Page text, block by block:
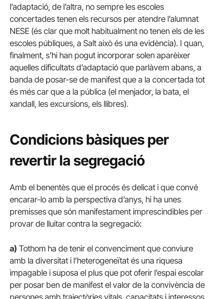
l’adaptació, de l’altra, no sempre les escoles
concertades tenen els recursos per atendre l’alumnat
NESE (és clar que molt habitualment no tenen els de les
escoles públiques, a Salt això és una evidència). I quan,
finalment, s’hi han pogut incorporar solen aparèixer
aquelles dificultats d’adaptació que parlàvem abans, a
banda de posar-se de manifest que a la concertada tot
és més car que a la pública (el menjador, la bata, el
xandall, les excursions, els llibres).
Condicions bàsiques per
revertir la segregació
Amb el benentès que el procés és delicat i que convé
encarar-lo amb la perspectiva d’anys, hi ha unes
premisses que són manifestament imprescindibles per
provar de lluitar contra la segregació:
a) Tothom ha de tenir el convenciment que conviure
amb la diversitat i l’heterogeneïtat és una riquesa
impagable i suposa el plus que pot oferir l’espai escolar
per posar ben de manifest el valor de la convivència de
persones amb trajectòries vitals, capacitats i interessos